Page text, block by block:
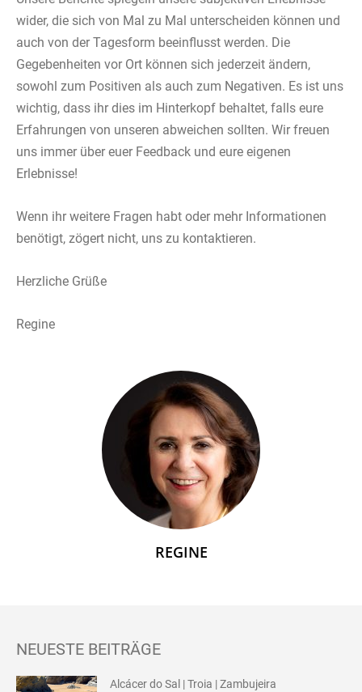
wider, die sich von Mal zu Mal unterscheiden können und
auch von der Tagesform beeinflusst werden. Die
Gegebenheiten vor Ort können sich jederzeit ändern,
sowohl zum Positiven als auch zum Negativen. Es ist uns
wichtig, dass ihr dies im Hinterkopf behaltet, falls eure
Erfahrungen von unseren abweichen sollten. Wir freuen
uns immer über euer Feedback und eure eigenen
Erlebnisse!
Wenn ihr weitere Fragen habt oder mehr Informationen
benötigt, zögert nicht, uns zu kontaktieren.
Herzliche Grüße
Regine
REGINE
NEUESTE BEITRÄGE
Alcácer do Sal | Troia | Zambujeira